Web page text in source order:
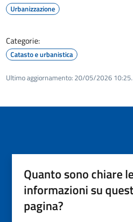
Urbanizzazione
Categorie:
Catasto e urbanistica
Ultimo aggiornamento: 20/05/2026
Quanto sono chiare
informazioni su
pagina?